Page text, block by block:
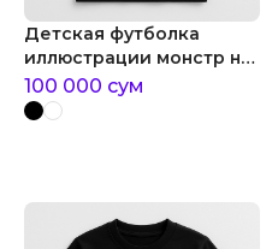
Детская футболка
иллюстрации монстр на
скейтборде
100 000 сум